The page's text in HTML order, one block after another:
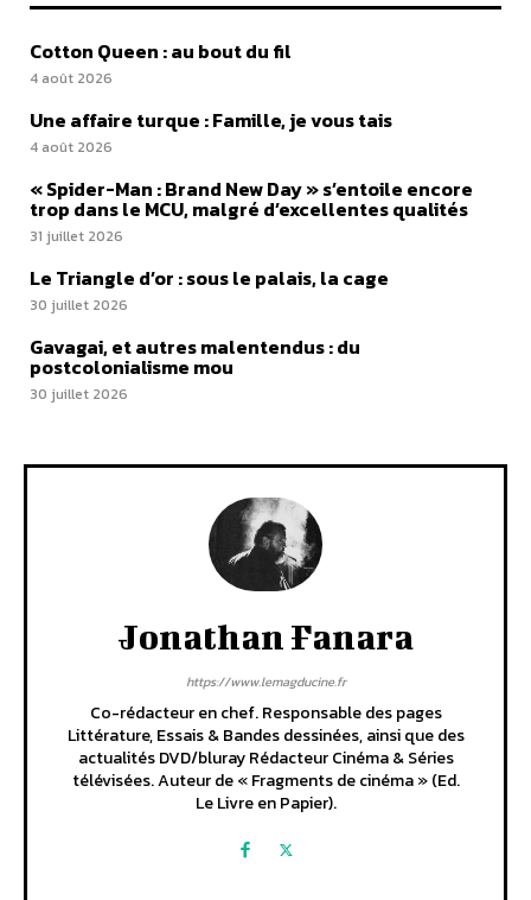
Cotton Queen : au bout du fil
4 août 2026
Une affaire turque : Famille, je vous tais
4 août 2026
« Spider-Man : Brand New Day » s’entoile encore
trop dans le MCU, malgré d’excellentes qualités
31 juillet 2026
Le Triangle d’or : sous le palais, la cage
30 juillet 2026
Gavagai, et autres malentendus : du
postcolonialisme mou
30 juillet 2026
Jonathan Fanara
https://www.lemagducine.fr
Co-rédacteur en chef. Responsable des pages
Littérature, Essais & Bandes dessinées, ainsi que des
actualités DVD/bluray Rédacteur Cinéma & Séries
télévisées. Auteur de « Fragments de cinéma » (Ed.
Le Livre en Papier).